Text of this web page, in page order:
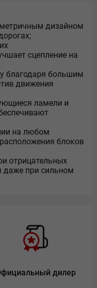
дизайном
сцепление на
благодаря большим
движения
ламели и
на любом
блоков
отрицательных
даже при сильном
дилер